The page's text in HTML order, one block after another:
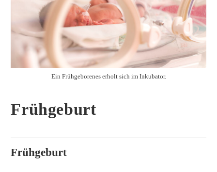
Ein Frühgeborenes erholt sich im Inkubator.
Frühgeburt
Frühgeburt